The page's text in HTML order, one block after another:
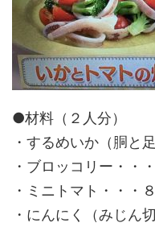
●材料（２人分）
・するめいか（胴と
・ブロッコリー・・
・ミニトマト・・・
・にんにく（みじん